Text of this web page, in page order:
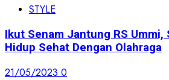
STYLE
Ikut Senam Jantung RS Ummi,
Hidup Sehat Dengan Olahraga
21/05/2023 0